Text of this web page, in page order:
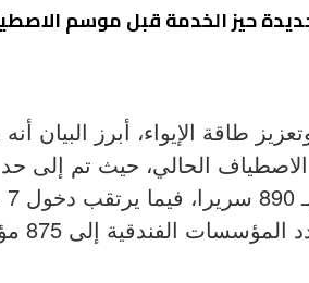
الفندقية إلى 875 مؤسسة.